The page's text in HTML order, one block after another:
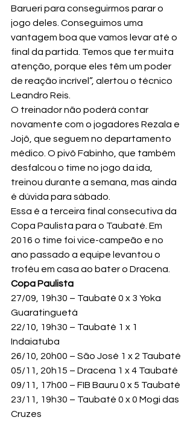
Barueri para conseguirmos parar o
jogo deles. Conseguimos uma
vantagem boa que vamos levar até o
final da partida. Temos que ter muita
atenção, porque eles têm um poder
de reação incrível”, alertou o técnico
Leandro Reis.
O treinador não poderá contar
novamente com o jogadores Rezala e
Jojô, que seguem no departamento
médico. O pivô Fabinho, que também
desfalcou o time no jogo da ida,
treinou durante a semana, mas ainda
é dúvida para sábado.
Essa é a terceira final consecutiva da
Copa Paulista para o Taubaté. Em
2016 o time foi vice-campeão e no
ano passado a equipe levantou o
troféu em casa ao bater o Dracena.
Copa Paulista
27/09, 19h30 – Taubaté 0 x 3 Yoka
Guaratinguetá
22/10, 19h30 – Taubaté 1 x 1
Indaiatuba
26/10, 20h00 – São José 1 x 2 Taubaté
05/11, 20h15 – Dracena 1 x 4 Taubaté
09/11, 17h00 – FIB Bauru 0 x 5 Taubaté
23/11, 19h30 – Taubaté 0 x 0 Mogi das
Cruzes